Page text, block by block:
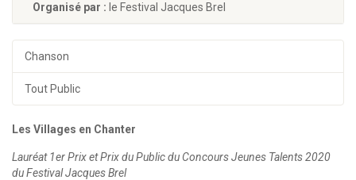
Organisé par : le Festival Jacques Brel
Chanson
Tout Public
Les Villages en Chanter
Lauréat 1er Prix et Prix du Public du Concours Jeunes Talents 2020
du Festival Jacques Brel